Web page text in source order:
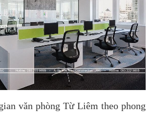
văn phòng Từ Liêm theo phong